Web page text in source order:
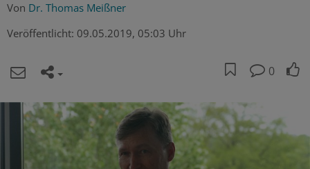
Von Dr. Thomas Meißner
Veröffentlicht: 09.05.2019, 05:03 Uhr
0